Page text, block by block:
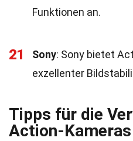
Funktionen an.
21 Sony: Sony bietet
exzellenter
Tipps für die
Action-Kameras